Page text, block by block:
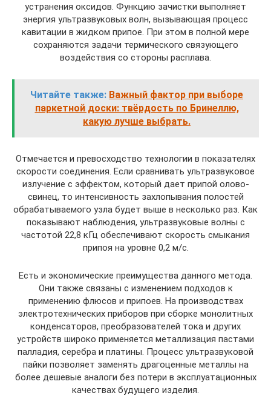
устранения оксидов. Функцию зачистки выполняет
энергия ультразвуковых волн, вызывающая процесс
кавитации в жидком припое. При этом в полной мере
сохраняются задачи термического связующего
воздействия со стороны расплава.
Читайте также: Важный фактор при выборе
паркетной доски: твёрдость по Бринеллю,
какую лучше выбрать.
Отмечается и превосходство технологии в показателях
скорости соединения. Если сравнивать ультразвуковое
излучение с эффектом, который дает припой олово-
свинец, то интенсивность захлопывания полостей
обрабатываемого узла будет выше в несколько раз. Как
показывают наблюдения, ультразвуковые волны с
частотой 22,8 кГц обеспечивают скорость смыкания
припоя на уровне 0,2 м/с.
Есть и экономические преимущества данного метода.
Они также связаны с изменением подходов к
применению флюсов и припоев. На производствах
электротехнических приборов при сборке монолитных
конденсаторов, преобразователей тока и других
устройств широко применяется металлизация пастами
палладия, серебра и платины. Процесс ультразвуковой
пайки позволяет заменять драгоценные металлы на
более дешевые аналоги без потери в эксплуатационных
качествах будущего изделия.